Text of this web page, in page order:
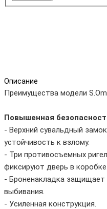
Описание
Преимущества модели
Повышенная
- Верхний сувальдный
устойчивость к взлому.
- Три противосъемных
фиксируют дверь в коробке.
- Броненакладка защищает
выбивания.
- Усиленная конструкция.